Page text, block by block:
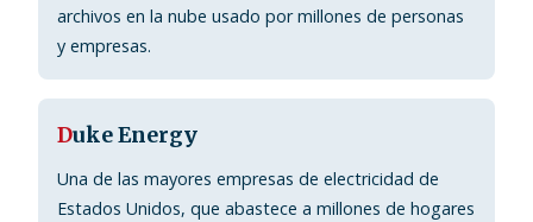
archivos en la nube usado por millones de personas
y empresas.
Duke Energy
Una de las mayores empresas de electricidad de
Estados Unidos, que abastece a millones de hogares